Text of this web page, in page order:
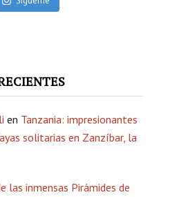
en Tanzania: impresionantes
solitarias en Zanzíbar, la
las inmensas Pirámides de